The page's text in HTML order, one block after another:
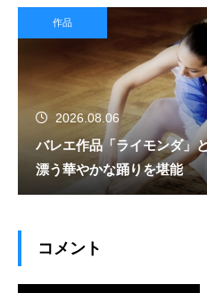
作品
2026.08.06
バレエ作品「ライモンダ」
漂う華やかな踊りを堪能
コメント